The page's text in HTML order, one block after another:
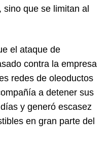
sino que se limitan al
el ataque de
contra la empresa
redes de oleoductos
a detener sus
y generó escasez
en gran parte del